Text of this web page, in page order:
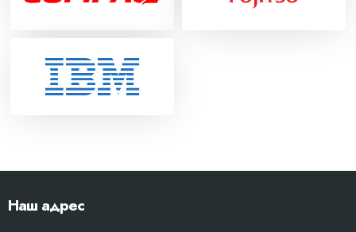
Наш адрес